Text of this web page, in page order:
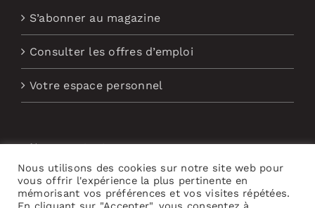
S’abonner au magazine
Consulter les offres d’emploi
Votre espace personnel
Nous contacter
Abonnement aux Newsletters
Nous utilisons des cookies sur notre site web pour
vous offrir l'expérience la plus pertinente en
mémorisant vos préférences et vos visites répétées.